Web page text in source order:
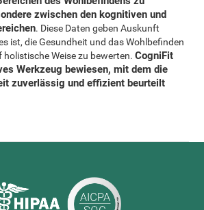
zwischen den kognitiven und
. Diese Daten geben Auskunft
ist, die Gesundheit und das Wohlbefinden
holistische Weise zu bewerten.CogniFit
Werkzeug bewiesen, mit dem die
zuverlässig und effizient beurteilt